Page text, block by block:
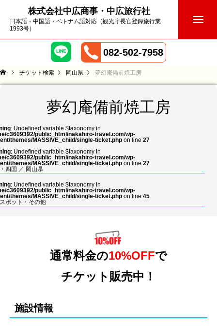
株式会社中広商事・中広旅行社
日本語・中国語・ベトナム語対応（観光庁長官登録旅行業
1993号）
082-502-7958
チケット検索 岡山県 夢幻庵備前焼工房
夢幻庵備前焼工房
: Undefined variable $taxonomy in
c3609392/public_html/nakahiro-travel.com/wp-
themes/MASSIVE_child/single-ticket.php on line 27
: Undefined variable $taxonomy in
c3609392/public_html/nakahiro-travel.com/wp-
themes/MASSIVE_child/single-ticket.php on line 27
四国 ／ 岡山県
: Undefined variable $taxonomy in
c3609392/public_html/nakahiro-travel.com/wp-
themes/MASSIVE_child/single-ticket.php on line 45
ポット・その他
通常料金の10%OFFで
チケット販売中！
施設情報